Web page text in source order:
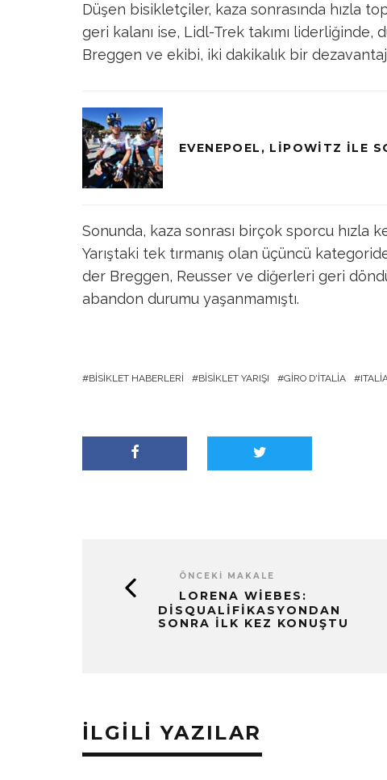
Düşen bisikletçiler, kaza sonrasında hızla
geri kalanı ise, Lidl-Trek takımı liderliğinde,
Breggen ve ekibi, iki dakikalık bir
EVENEPOEL, LIPOWITZ ILE
Sonunda, kaza sonrası birçok sporcu
Yarıştaki tek tırmanış olan üçüncü
der Breggen, Reusser ve diğerleri geri
abandon durumu yaşanmamıştı.
BISIKLET HABERLERI BISIKLET YARIŞI GIRO D'ITALIA
ÖNCEKI MAKALE
LORENA WIEBES:
DISQUALIFIKASYONDAN
SONRA İLK KEZ KONUŞTU
İLGILI YAZILAR